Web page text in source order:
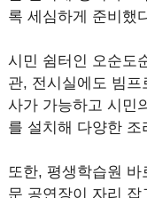
록 세심하게 준비했
시민 쉼터인 오순도
관, 전시실에도 빔
사가 가능하고 시민
를 설치해 다양한
또한, 평생학습원
문 공연장이 자리 잡